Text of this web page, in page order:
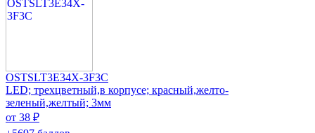
OSTSLT3E34X-3F3C
LED; трехцветный,в корпусе; красный,желто-
зеленый,желтый; 3мм
от 38 ₽